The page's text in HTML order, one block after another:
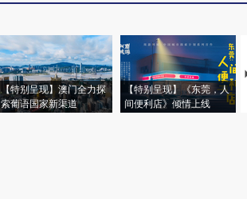
【特别呈现】澳门全力探
索葡语国家新渠道
【特别呈现】《东莞，人
间便利店》倾情上线